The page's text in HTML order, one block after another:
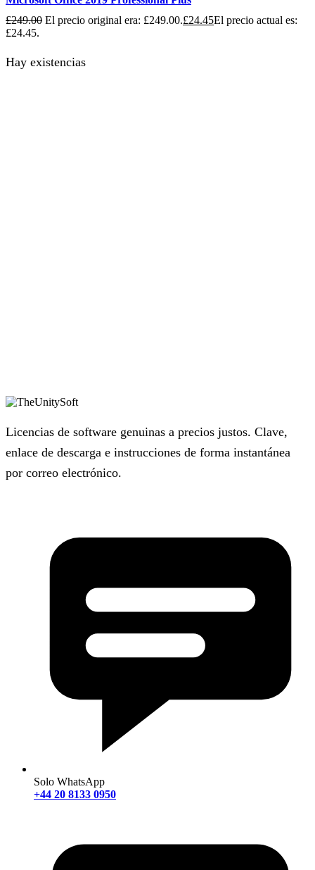
£249.00 El precio original era: £249.00.£24.45El precio actual es:
£24.45.
Hay existencias
Licencias de software genuinas a precios justos. Clave,
enlace de descarga e instrucciones de forma instantánea
por correo electrónico.
Solo WhatsApp
+44 20 8133 0950